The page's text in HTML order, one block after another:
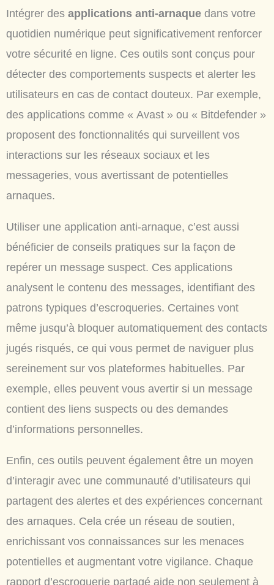
Intégrer des applications anti-arnaque dans votre
quotidien numérique peut significativement renforcer
votre sécurité en ligne. Ces outils sont conçus pour
détecter des comportements suspects et alerter les
utilisateurs en cas de contact douteux. Par exemple,
des applications comme « Avast » ou « Bitdefender »
proposent des fonctionnalités qui surveillent vos
interactions sur les réseaux sociaux et les
messageries, vous avertissant de potentielles
arnaques.
Utiliser une application anti-arnaque, c’est aussi
bénéficier de conseils pratiques sur la façon de
repérer un message suspect. Ces applications
analysent le contenu des messages, identifiant des
patrons typiques d’escroqueries. Certaines vont
même jusqu’à bloquer automatiquement des contacts
jugés risqués, ce qui vous permet de naviguer plus
sereinement sur vos plateformes habituelles. Par
exemple, elles peuvent vous avertir si un message
contient des liens suspects ou des demandes
d’informations personnelles.
Enfin, ces outils peuvent également être un moyen
d’interagir avec une communauté d’utilisateurs qui
partagent des alertes et des expériences concernant
des arnaques. Cela crée un réseau de soutien,
enrichissant vos connaissances sur les menaces
potentielles et augmentant votre vigilance. Chaque
rapport d’escroquerie partagé aide non seulement à